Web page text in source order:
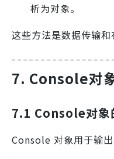
析为对象。
这些方法是数据传输和
7. Console对
7.1 Console对象
Console 对象用于输出